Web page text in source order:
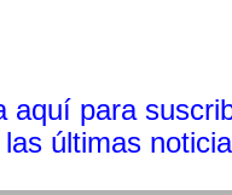
aquí para
últimas